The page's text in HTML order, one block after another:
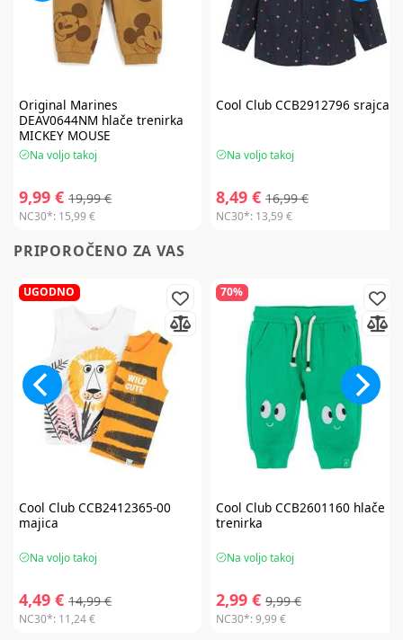
Original Marines
DEAV0644NM hlače trenirka
MICKEY MOUSE
Na voljo takoj
9,99 € 19,99 €
NC30*: 15,99 €
Cool Club CCB2912796 srajca
Na voljo takoj
8,49 € 16,99 €
NC30*: 13,59 €
PRIPOROČENO ZA VAS
UGODNO
Cool ClubCCB2412365-00
majica
Na voljo takoj
4,49 € 14,99 €
NC30*: 11,24 €
70%
Cool ClubCCB2601160 hlače
trenirka
Na voljo takoj
2,99 € 9,99 €
NC30*:9,99 €